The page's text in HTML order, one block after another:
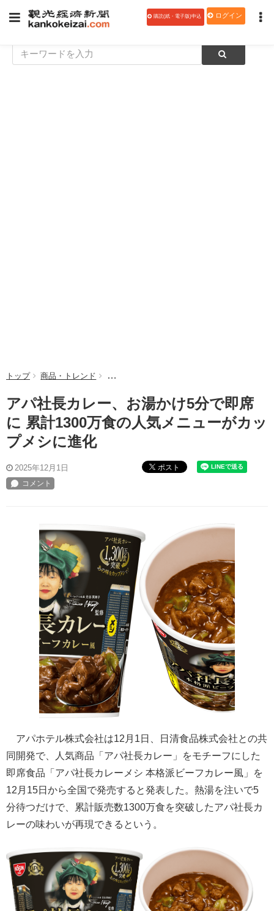
購読(紙・電子版)申込 ログイン
トップ 商品・トレンド アパ社長カレー、お湯かけ5分で即席に 累計
アパ社長カレー、お湯かけ5分で即席
に 累計1300万食の人気メニューがカッ
プメシに進化
2025年12月1日 ポスト
アパホテル株式会社は12月1日、日清食品株式会社との共
同開発で、人気商品「アパ社長カレー」をモチーフにした
即席食品「アパ社長カレーメシ 本格派ビーフカレー風」を
12月15日から全国で発売すると発表した。熱湯を注いで5
分待つだけで、累計販売数1300万食を突破したアパ社長カ
レーの味わいが再現できるという。